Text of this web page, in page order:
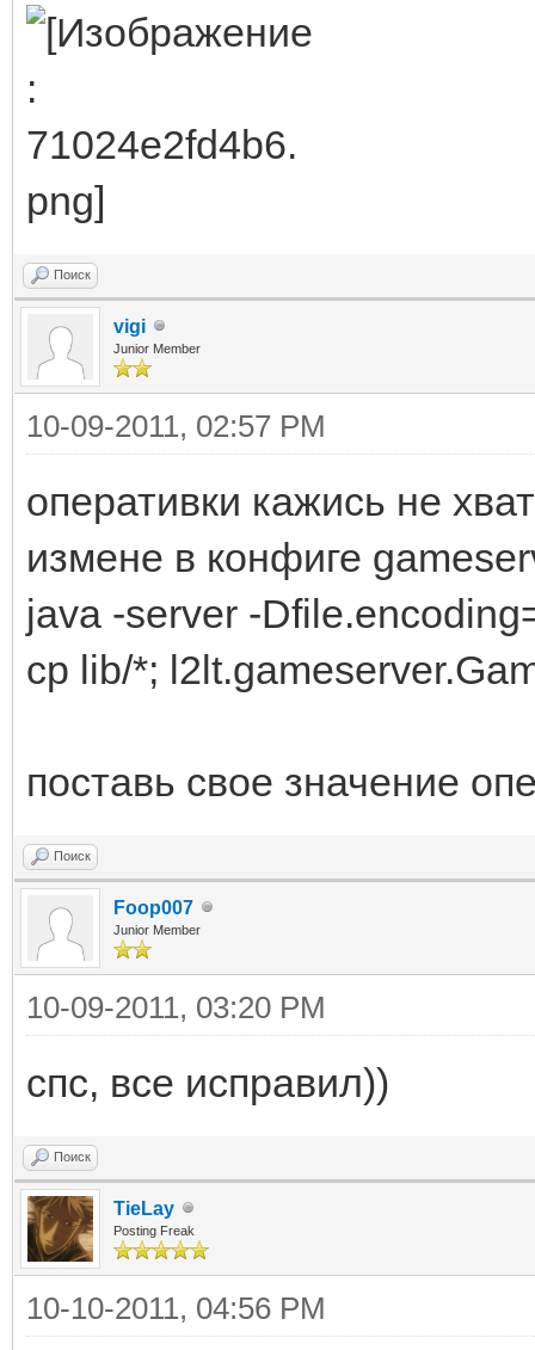
Поиск
vigi
Junior Member
10-09-2011, 02:57 PM
оперативки кажись не
измене в конфиге
java -server -
cp lib/*;
поставь свое значение
Поиск
Foop007
Junior Member
10-09-2011, 03:20 PM
спс, все исправил))
Поиск
TieLay
Posting Freak
10-10-2011, 04:56 PM